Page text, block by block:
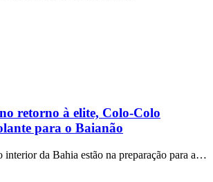
retorno à elite, Colo-Colo
para o Baianão
interior da Bahia estão na preparação para a…